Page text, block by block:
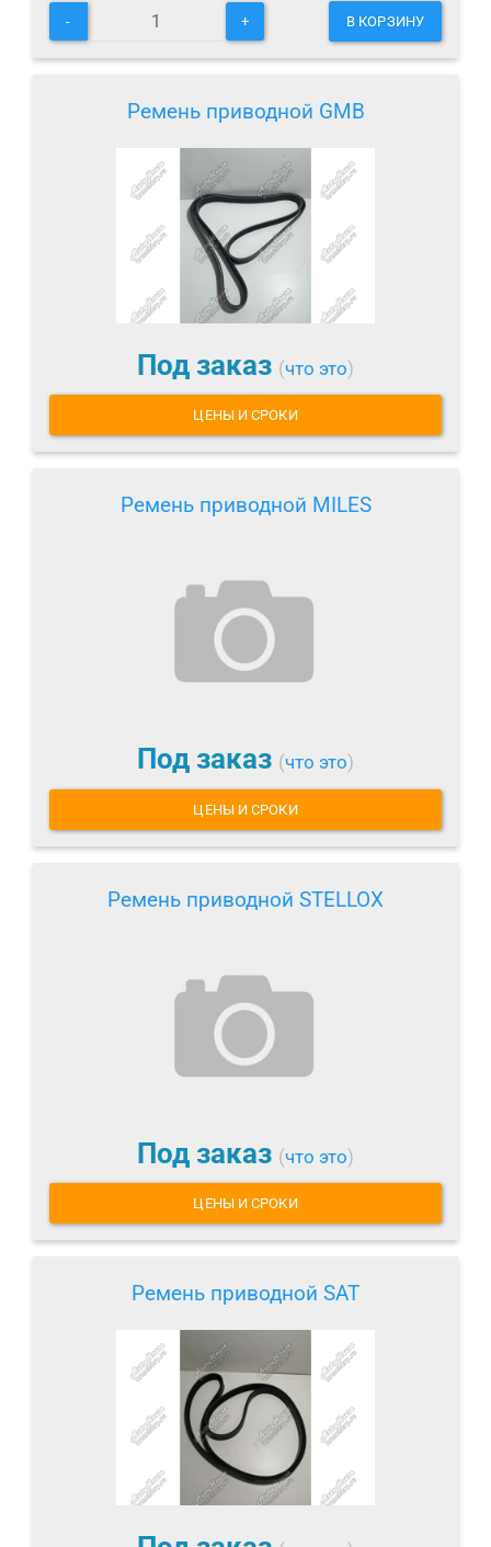
- + В КОРЗИНУ
Ремень приводной GMB
Под заказ (что это)
ЦЕНЫ И СРОКИ
Ремень приводной MILES
Под заказ (что это)
ЦЕНЫ И СРОКИ
Ремень приводной STELLOX
Под заказ (что это)
ЦЕНЫ И СРОКИ
Ремень приводной SAT